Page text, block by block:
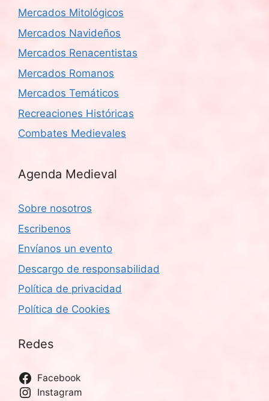
Mercados Mitológicos
Mercados Navideños
Mercados Renacentistas
Mercados Romanos
Mercados Temáticos
Recreaciones Históricas
Combates Medievales
Agenda Medieval
Sobre nosotros
Escribenos
Envíanos un evento
Descargo de responsabilidad
Política de privacidad
Política de Cookies
Redes
Facebook
Instagram